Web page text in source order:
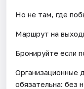
Но не там, где
Маршрут на
Бронируйте если
Организационные
обязательна: без